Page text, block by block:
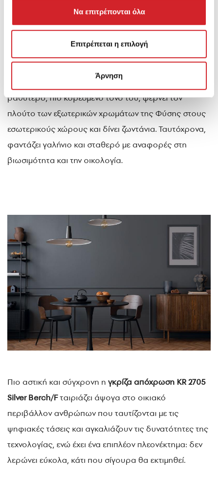
Να επιτρέπονται όλα
Επιτρέπεται η επιλογή
Άρνηση
Το χρώματα των τοίχων της είναι καλό να
δημιουργούν ισορροπία, αλλά και να εμπεριέχουν μια
δόση ενέργειας και χαράς, που είναι απαραίτητες για
τον πιο οικείο χώρο του σπιτιού.
πράσινο CG 675 Almiriki/F
βαθύτερο, πιο κορεσμένο τόνο του, φέρνει τον
πλούτο των εξωτερικών χρωμάτων της Φύσης στους
εσωτερικούς χώρους και δίνει ζωντάνια. Ταυτόχρονα,
φαντάζει γαλήνιο και σταθερό με αναφορές στη
βιωσιμότητα και την οικολογία.
Πιο αστική και σύγχρονη η γκρίζα απόχρωση KR 2705
Silver Berch/Fταιριάζει άψογα στο οικιακό
περιβάλλον ανθρώπων που ταυτίζονται με τις
ψηφιακές τάσεις και αγκαλιάζουν τις δυνατότητες της
τεχνολογίας, ενώ έχει ένα επιπλέον πλεονέκτημα: δεν
λερώνει εύκολα, κάτι που σίγουρα θα εκτιμηθεί.